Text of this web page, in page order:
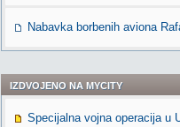
Nabavka borbenih aviona
IZDVOJENO NA MYCITY
Specijalna vojna operacija u